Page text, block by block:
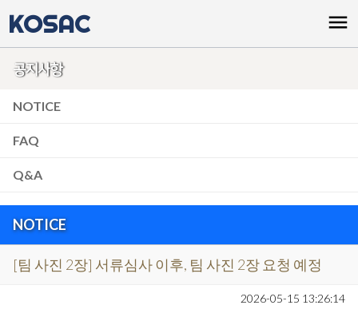
KOSAC menu
공지사항
NOTICE
FAQ
Q&A
NOTICE
[팀 사진 2장] 서류심사 이후, 팀 사진 2장 요청 예정
2026-05-15 13:26:14